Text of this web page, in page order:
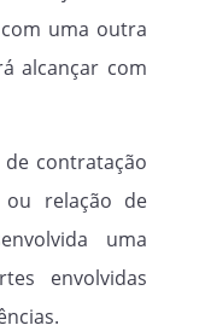
todos
uma outra
alcançar com
de contratação
relação de
uma
envolvidas